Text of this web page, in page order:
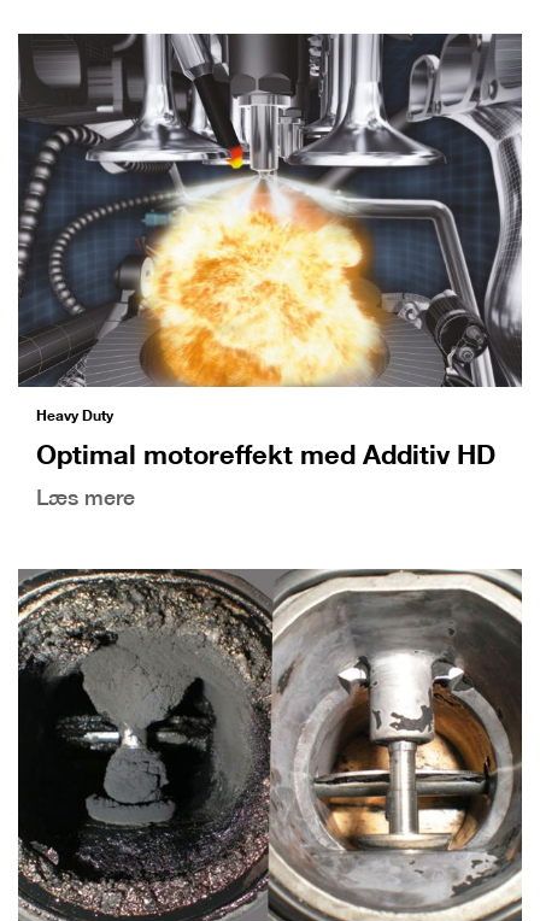
Heavy Duty
Optimal motoreffekt med Additiv HD
Læs mere